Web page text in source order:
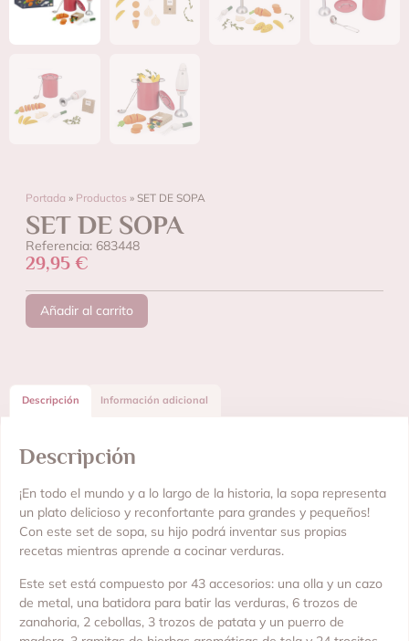
Portada » Productos » SET DE SOPA
SET DE SOPA
Referencia: 683448
29,95 €
Añadir al carrito
Descripción Información adicional
Descripción
¡En todo el mundo y a lo largo de la historia, la sopa representa
un plato delicioso y reconfortante para grandes y pequeños!
Con este set de sopa, su hijo podrá inventar sus propias
recetas mientras aprende a cocinar verduras.
Este set está compuesto por 43 accesorios: una olla y un cazo
de metal, una batidora para batir las verduras, 6 trozos de
zanahoria, 2 cebollas, 3 trozos de patata y un puerro de